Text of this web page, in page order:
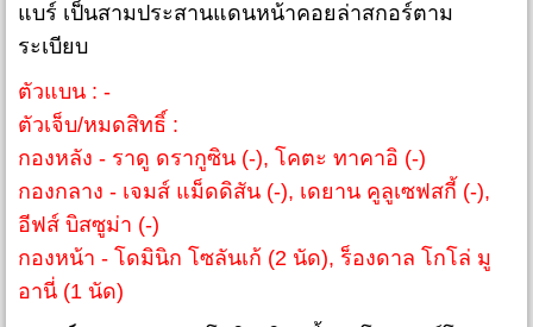
แบร์ เป็นสามประสานแดนหน้าคอยล่าสกอร์ตาม
ระเบียบ
ตัวแบน : -
ตัวเจ็บ/หมดสิทธิ์ :
กองหลัง - ราดู ดรากูซิน (-), โคตะ ทาคาอิ (-)
กองกลาง - เจมส์ แม็ดดิสัน (-), เดยาน คูลูเซฟสกี้ (-),
อีฟส์ บิสซูม่า (-)
กองหน้า - โดมินิก โซลันเก้ (2 นัด), ร็องดาล โกโล่ มู
อานี่ (1 นัด)